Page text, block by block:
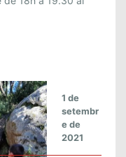
1 de
setembr
e de
2021